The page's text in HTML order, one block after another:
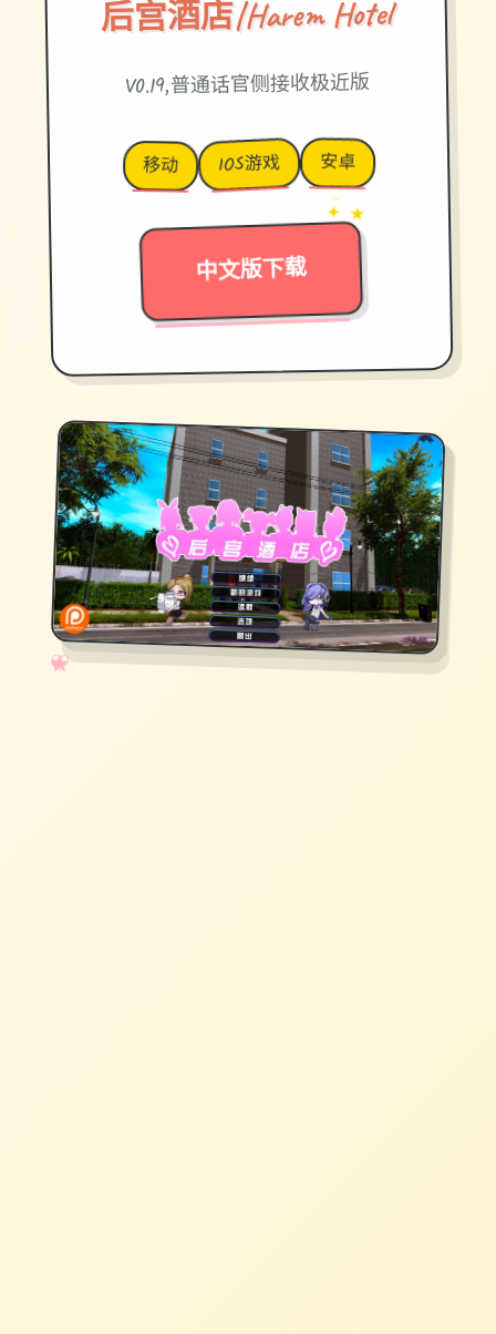
后宫酒店|Harem Hotel
V0.19,普通话官侧接收极近版
移动 IOS游戏 安卓
中文版下载
→
✦ ★
✧
♡
★
♥